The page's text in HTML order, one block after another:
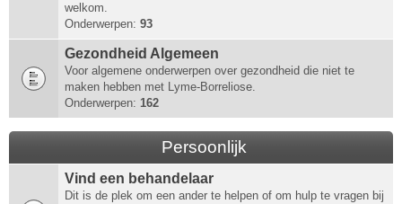
welkom.
Onderwerpen: 93
Gezondheid Algemeen
Voor algemene onderwerpen over gezondheid die niet te
maken hebben met Lyme-Borreliose.
Onderwerpen: 162
Persoonlijk
Vind een behandelaar
Dit is de plek om een ander te helpen of om hulp te vragen bij